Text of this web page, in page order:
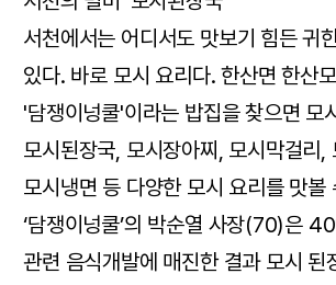
서천에서는 어디서도 맛보기 힘든 귀
있다. 바로 모시 요리다. 한산면 한산
'담쟁이넝쿨'이라는 밥집을 찾으면 모
모시된장국, 모시장아찌, 모시막걸리,
모시냉면 등 다양한 모시 요리를 맛볼
‘담쟁이넝쿨’의 박순열 사장(70)은
관련 음식개발에 매진한 결과 모시 된